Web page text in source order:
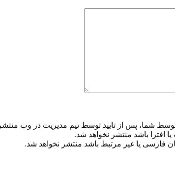
شما، پس از تایید توسط تیم مدیریت در وب
افترا باشد منتشر نخواهد شد.
فارسی یا غیر مرتبط باشد منتشر نخواهد شد.